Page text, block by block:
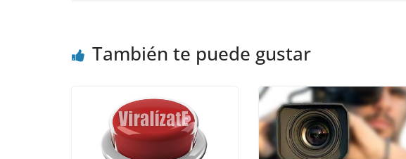
También te puede gustar